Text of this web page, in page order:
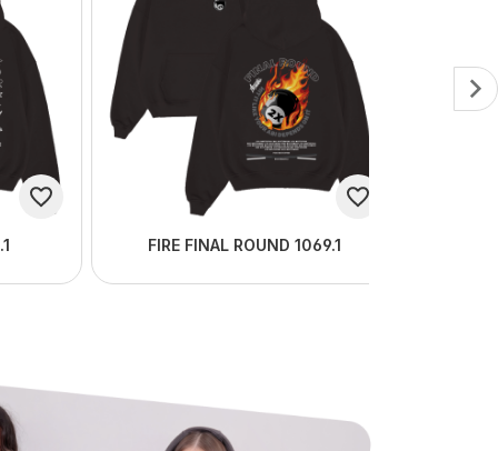
FIRE FINAL ROUND 1069.1